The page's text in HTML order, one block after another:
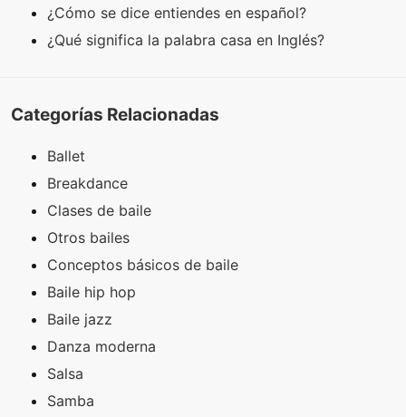
¿Cómo se dice entiendes en español?
¿Qué significa la palabra casa en Inglés?
Categorías Relacionadas
Ballet
Breakdance
Clases de baile
Otros bailes
Conceptos básicos de baile
Baile hip hop
Baile jazz
Danza moderna
Salsa
Samba